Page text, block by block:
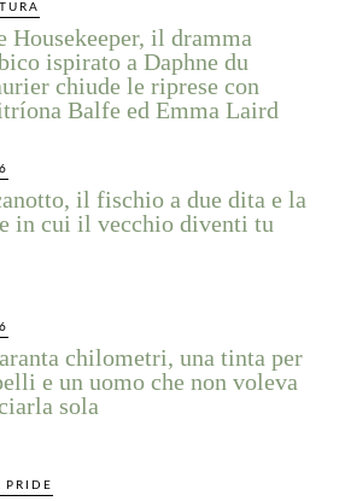
Housekeeper, il dramma
ispirato a Daphne du
chiude le riprese con
Balfe ed Emma Laird
il fischio a due dita e la
in cui il vecchio diventi tu
chilometri, una tinta per
e un uomo che non voleva
sola
PRIDE